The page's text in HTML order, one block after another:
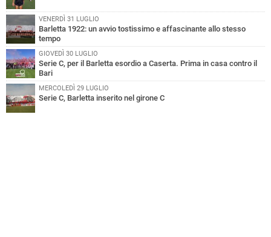
VENERDÌ 31 LUGLIO
Barletta 1922: un avvio tostissimo e affascinante allo stesso
tempo
GIOVEDÌ 30 LUGLIO
Serie C, per il Barletta esordio a Caserta. Prima in casa contro il
Bari
MERCOLEDÌ 29 LUGLIO
Serie C, Barletta inserito nel girone C